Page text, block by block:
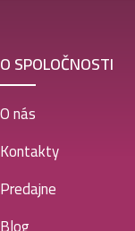
O SPOLOČNOSTI
O nás
Kontakty
Predajne